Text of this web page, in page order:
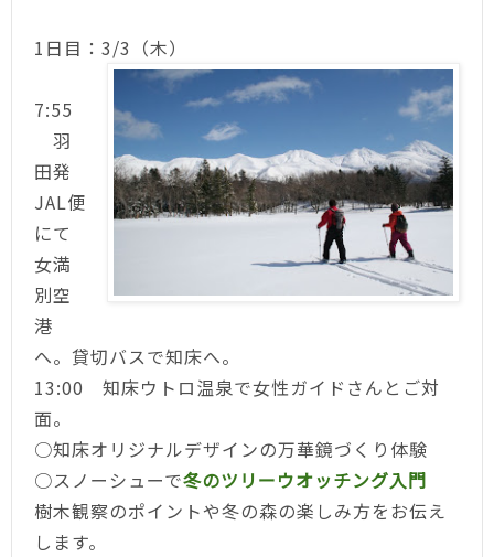
1日目：3/3（木）
7:55
羽
田発
JAL便
にて
女満
別空
港
へ。貸切バスで知床へ。
13:00 知床ウトロ温泉で女性ガイドさんとご対
面。
○知床オリジナルデザインの万華鏡づくり体験
○スノーシューで冬のツリーウオッチング入門
樹木観察のポイントや冬の森の楽しみ方をお伝え
します。